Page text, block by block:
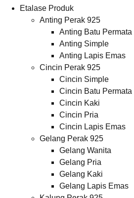
Etalase Produk
Anting Perak 925
Anting Batu Permata
Anting Simple
Anting Lapis Emas
Cincin Perak 925
Cincin Simple
Cincin Batu Permata
Cincin Kaki
Cincin Pria
Cincin Lapis Emas
Gelang Perak 925
Gelang Wanita
Gelang Pria
Gelang Kaki
Gelang Lapis Emas